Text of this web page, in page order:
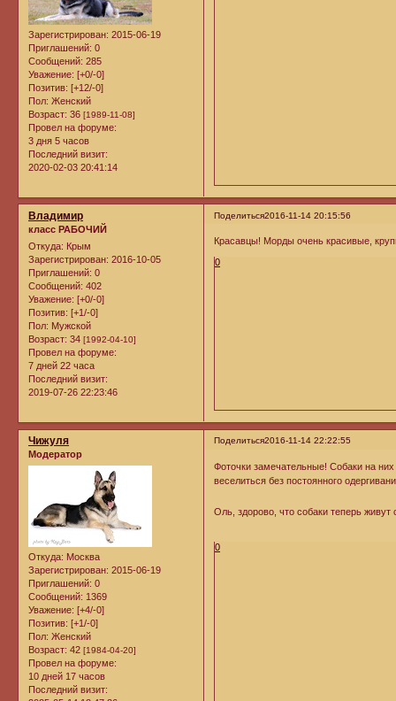
Зарегистрирован: 2015-06-19
Приглашений: 0
Сообщений: 285
Уважение: [+0/-0]
Позитив: [+12/-0]
Пол: Женский
Возраст: 36 [1989-11-08]
Провел на форуме:
3 дня 5 часов
Последний визит:
2020-02-03 20:41:14
Поделиться2016-11-14 20:15:56
Владимир
класс РАБОЧИЙ
Откуда: Крым
Зарегистрирован: 2016-10-05
Приглашений: 0
Сообщений: 402
Уважение: [+0/-0]
Позитив: [+1/-0]
Пол: Мужской
Возраст: 34 [1992-04-10]
Провел на форуме:
7 дней 22 часа
Последний визит:
2019-07-26 22:23:46
Красавцы! Морды очень красивые,
0
Поделиться2016-11-14 22:22:55
Чижуля
Модератор
Откуда: Москва
Зарегистрирован: 2015-06-19
Приглашений: 0
Сообщений: 1369
Уважение: [+4/-0]
Позитив: [+1/-0]
Пол: Женский
Возраст: 42 [1984-04-20]
Провел на форуме:
10 дней 17 часов
Последний визит:
Фоточки замечательные! Собаки на
веселиться без постоянного
Оль, здорово, что собаки теперь
0